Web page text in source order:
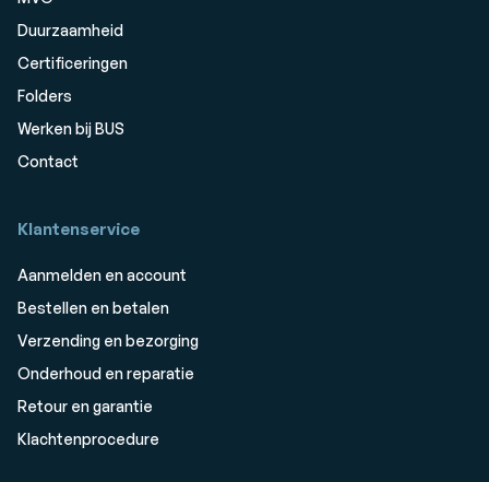
Duurzaamheid
Certificeringen
Folders
Werken bij BUS
Contact
Klantenservice
Aanmelden en account
Bestellen en betalen
Verzending en bezorging
Onderhoud en reparatie
Retour en garantie
Klachtenprocedure